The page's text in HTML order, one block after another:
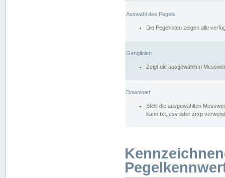
Auswahl des Pegels
Die Pegellisten zeigen alle
Ganglinien
Zeigt die ausgewählten
Download
Stellt die ausgewählten
kann txt, csv oder zrxp